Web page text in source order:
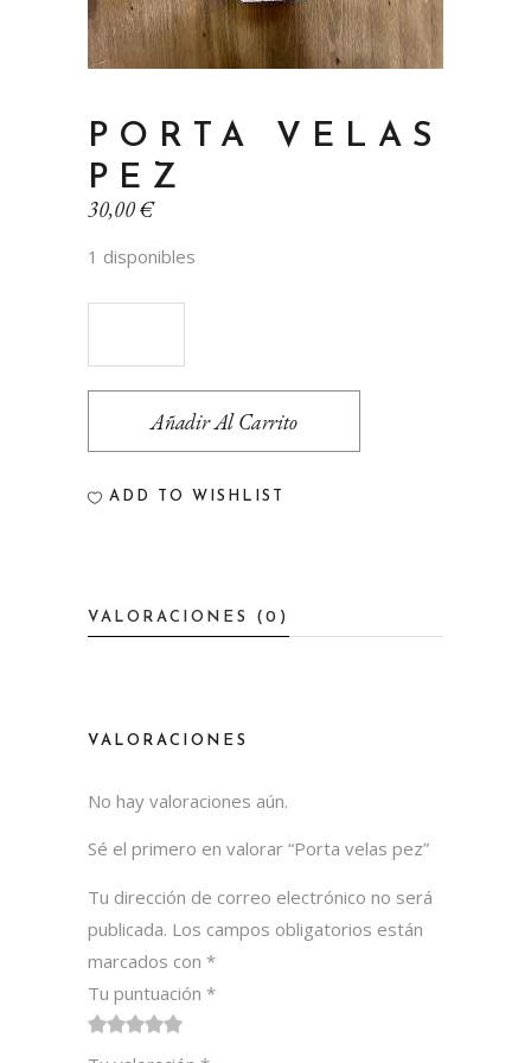
PORTA VELAS
PEZ
30,00€
1 disponibles
quantity
Añadir Al Carrito
ADD TO WISHLIST
VALORACIONES (0)
VALORACIONES
No hay valoraciones aún.
Sé el primero en valorar “Porta velas pez”
Tu dirección de correo electrónico no será
publicada. Los campos obligatorios están
marcados con *
Tu puntuación *